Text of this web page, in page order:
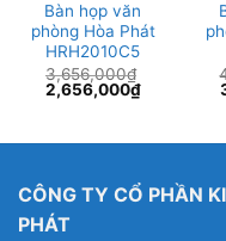
Bàn họp văn
phòng Hòa Phát
HRH2010C5
3,656,000₫
Giá
gốc
2,656,000₫Giá
hiện
CÔNG TY CỔ PHẦN
PHÁT